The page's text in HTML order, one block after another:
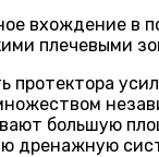
вхождение в
плечевыми
протектора
большую
дренажную